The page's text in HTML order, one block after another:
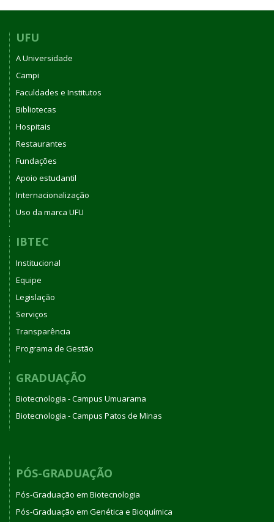
UFU
A Universidade
Campi
Faculdades e Institutos
Bibliotecas
Hospitais
Restaurantes
Fundações
Apoio estudantil
Internacionalização
Uso da marca UFU
IBTEC
Institucional
Equipe
Legislação
Serviços
Transparência
Programa de Gestão
GRADUAÇÃO
Biotecnologia - Campus Umuarama
Biotecnologia - Campus Patos de Minas
PÓS-GRADUAÇÃO
Pós-Graduação em Biotecnologia
Pós-Graduação em Genética e Bioquímica